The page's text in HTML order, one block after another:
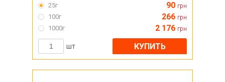
25г 90 грн
100г 266 грн
1000г 2 176 грн
шт КУПИТЬ